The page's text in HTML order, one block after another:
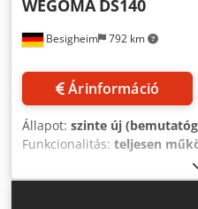
Besigheim 792 km
WEGOMA DS140
Árinformáció
Állapot: szinte új
Funkcionalitás: teljesen
, Eladó dupla
vezérléssel.
45° – -45°. Fűrésztárcsa